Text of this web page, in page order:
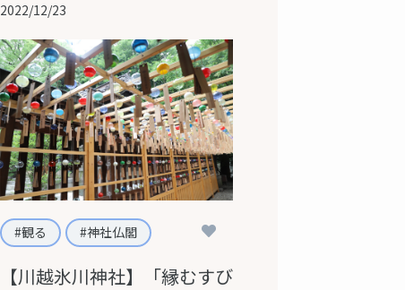
2022/12/23
観る 神社仏閣
【川越氷川神社】「縁むすび